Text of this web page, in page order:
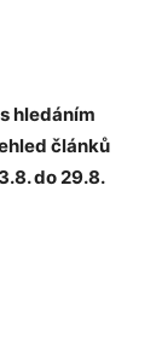
hledáním
článků
do 29.8.